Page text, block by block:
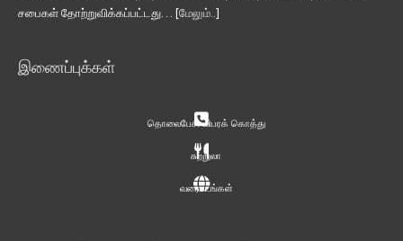
சபைகள் தோற்றுவிக்கப்பட்டது… [மேலும்..]
இணைப்புக்கள்
தொலைபேசி விபரக் கொத்து
சுற்றுலா
வரைபடங்கள்